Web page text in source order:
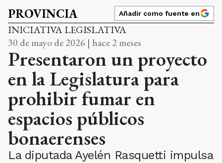
PROVINCIA Añadir como fuente en
INICIATIVA LEGISLATIVA
30 de mayo de 2026 | hace 2 meses
Presentaron un proyecto
en la Legislatura para
prohibir fumar en
espacios públicos
bonaerenses
La diputada Ayelén Rasquetti impulsa